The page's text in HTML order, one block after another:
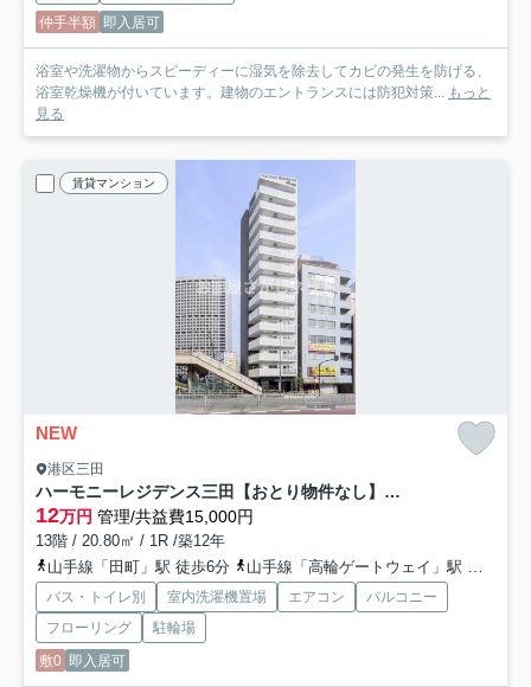
仲手半額 即入居可
浴室や洗濯物からスピーディーに湿気を除去してカビの発生を防げる、
浴室乾燥機が付いています。建物のエントランスには防犯対策... もっと
見る
賃貸マンション
NEW
港区三田
ハーモニーレジデンス三田【おとり物件なし】#学生・社会人にオススメ！初期費用分割払いOK！
12万円 管理/共益費15,000円
13階 / 20.80㎡ / 1R /築12年
山手線「田町」駅 徒歩6分
山手線「高輪ゲートウェイ」駅 徒歩15分
バス・トイレ別 室内洗濯機置場 エアコン
バルコニー
フローリング
駐輪場
敷0 即入居可